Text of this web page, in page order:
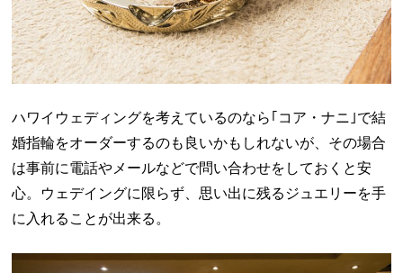
ハワイウェディングを考えているのなら｢コア・ナニ｣で結
婚指輪をオーダーするのも良いかもしれないが、その場合
は事前に電話やメールなどで問い合わせをしておくと安
心。ウェデイングに限らず、思い出に残るジュエリーを手
に入れることが出来る。